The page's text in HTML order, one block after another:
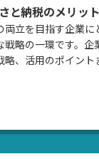
と納税のメリッ
立を目指す企業に
戦略の一環です。企
、活用のポイント